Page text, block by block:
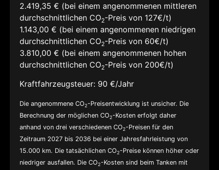
2.419,35 € (bei einem angenommenen mittleren
durchschnittlichen CO2-Preis von 127€/t)
1.143,00 € (bei einem angenommenen niedrigen
durchschnittlichen CO2-Preis von 60€/t)
3.810,00 € (bei einem angenommenen hohen
durchschnittlichen CO2-Preis von 200€/t)
Kraftfahrzeugsteuer: 90 €/Jahr
Die angenommene CO2-Preisentwicklung ist unsicher. Die
Berechnung der möglichen CO2-Kosten erfolgt daher
anhand von drei verschiedenen CO2-Preisen für den
Zeitraum 2027 bis 2036 bei einer Jahresfahrleistung von
15.000 km. Die tatsächlichen CO2-Preise können höher oder
niedriger ausfallen. Die CO2-Kosten sind beim Tanken mit